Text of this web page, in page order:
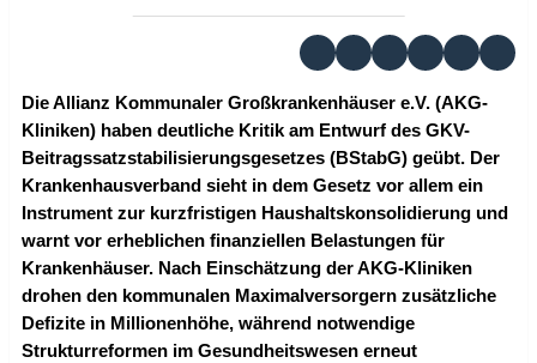
Die Allianz Kommunaler Großkrankenhäuser e.V. (AKG-
Kliniken) haben deutliche Kritik am Entwurf des GKV-
Beitragssatzstabilisierungsgesetzes (BStabG) geübt. Der
Krankenhausverband sieht in dem Gesetz vor allem ein
Instrument zur kurzfristigen Haushaltskonsolidierung und
warnt vor erheblichen finanziellen Belastungen für
Krankenhäuser. Nach Einschätzung der AKG-Kliniken
drohen den kommunalen Maximalversorgern zusätzliche
Defizite in Millionenhöhe, während notwendige
Strukturreformen im Gesundheitswesen erneut